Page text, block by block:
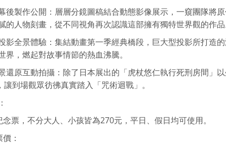
後製作公開：層層分鏡圖稿結合動態影像展示，一窺團隊將
的人物刻畫，從不同視角再次認識這部擁有獨特世界觀的作品
影全景體驗：集結動畫第一季經典橋段，巨大型投影所打造
界，燃起對故事情節的熱血沸騰。
還原互動拍攝：除了日本展出的「虎杖悠仁執行死刑房間」
讓到場觀眾彷彿真實踏入「咒術迴戰」。
票，不分大人、小孩皆為270元，平日、假日均可使用。
：